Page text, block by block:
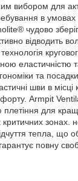
вибором для
в умовах
чудово
відводить
еластичністю
та
шви в місці
Armpit
для
критичних зонах.
тепла, що
повну